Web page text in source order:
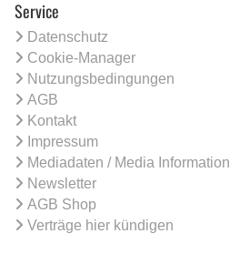
Service
Datenschutz
Cookie-Manager
Nutzungsbedingungen
AGB
Kontakt
Impressum
Mediadaten / Media Information
Newsletter
AGB Shop
Verträge hier kündigen